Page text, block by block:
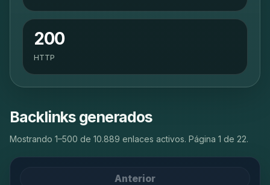
200
HTTP
Backlinks generados
Mostrando 1–500 de 10.889 enlaces activos. Página 1 de 22.
Anterior